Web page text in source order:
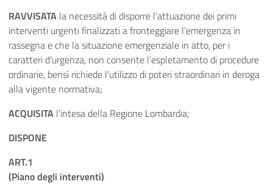
RAVVISATA la necessità di disporre l’attuazione dei primi
interventi urgenti finalizzati a fronteggiare l’emergenza in
rassegna e che la situazione emergenziale in atto, per i
caratteri d’urgenza, non consente l’espletamento di procedure
ordinarie, bensì richiede l’utilizzo di poteri straordinari in deroga
alla vigente normativa;
ACQUISITA l’intesa della Regione Lombardia;
DISPONE
ART.1
(Piano degli interventi)